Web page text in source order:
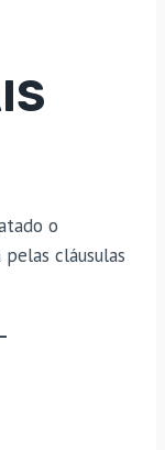
o
cláusulas